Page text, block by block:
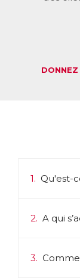
1. Qu'est-
2. A qui
3.